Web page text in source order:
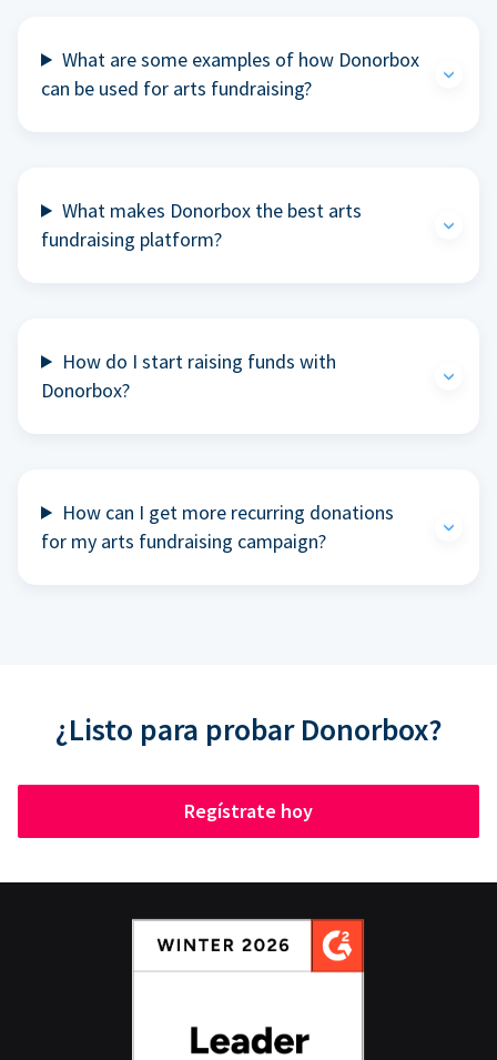
What are some examples of how Donorbox
can be used for arts fundraising?
What makes Donorbox the best arts
fundraising platform?
How do I start raising funds with
Donorbox?
How can I get more recurring donations
for my arts fundraising campaign?
¿Listo para probar Donorbox?
Regístrate hoy